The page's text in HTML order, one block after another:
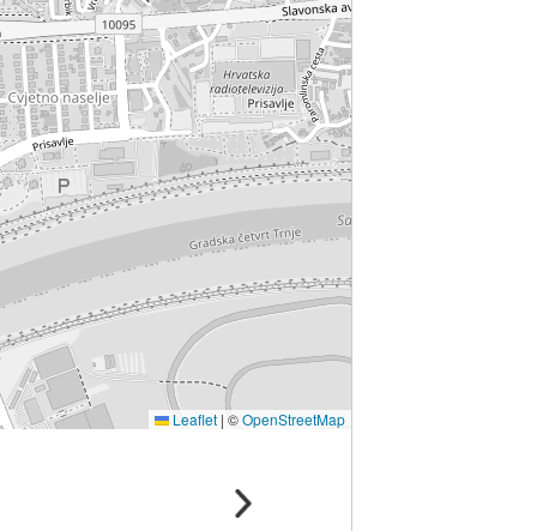
Leaflet | ©OpenStreetMap